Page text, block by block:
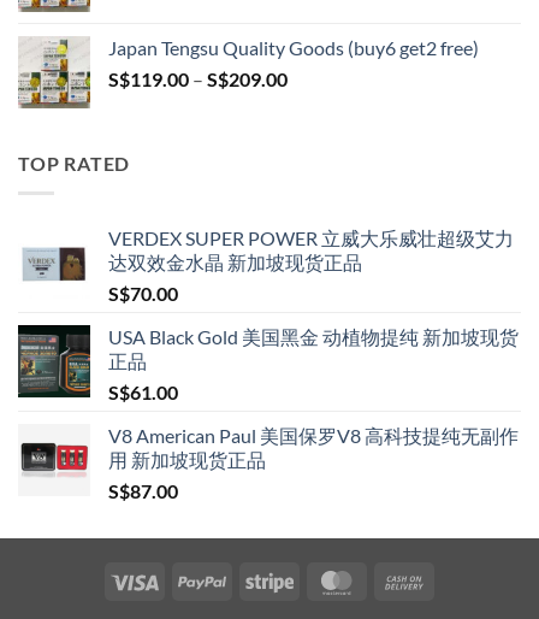
through
S$209.00
Japan Tengsu Quality Goods (buy6 get2 free)
S$119.00 – S$209.00Price
TOP RATED
VERDEX SUPER POWER 立威大乐威壮超级艾力
达双效金水晶 新加坡现货正品
S$70.00
USA Black Gold 美国黑金 动植物提纯 新加坡现货
正品
S$61.00
V8 American Paul 美国保罗V8 高科技提纯无副作
用 新加坡现货正品
S$87.00
Visa PayPal Stripe MasterCard